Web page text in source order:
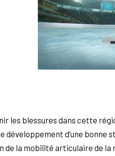
les blessures dans cette
développement d’une
la mobilité articulaire de la